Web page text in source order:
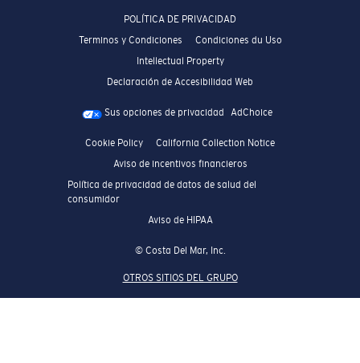
POLÍTICA DE PRIVACIDAD
Terminos y Condiciones
Condiciones du Uso
Intellectual Property
Declaración de Accesibilidad Web
Sus opciones de privacidad AdChoice
Cookie Policy
California Collection Notice
Aviso de incentivos financieros
Política de privacidad de datos de salud del
consumidor
Aviso de HIPAA
© Costa Del Mar, Inc.
OTROS SITIOS DEL GRUPO